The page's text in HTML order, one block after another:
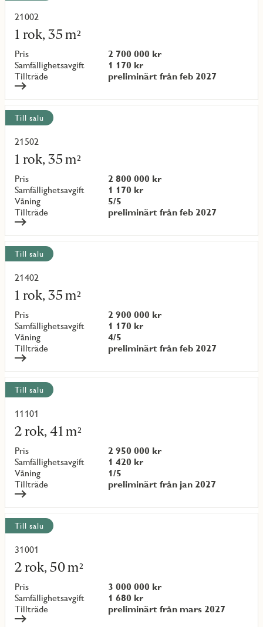
alla
objekt
21002
1 rok, 35 m²
Pris
2 700 000 kr
Samfällighetsavgift
1 170 kr
Tillträde
preliminärt från feb 2027
Läs
mer
om
objekt
{objectNumber}
Till salu
21502
1 rok, 35 m²
Pris
2 800 000 kr
Samfällighetsavgift
1 170 kr
Våning
5/5
Tillträde
preliminärt från feb 2027
Läs
mer
om
objekt
{objectNumber}
Till salu
21402
1 rok, 35 m²
Pris
2 900 000 kr
Samfällighetsavgift
1 170 kr
Våning
4/5
Tillträde
preliminärt från feb 2027
Läs
mer
om
objekt
{objectNumber}
Till salu
11101
2 rok, 41 m²
Pris
2 950 000 kr
Samfällighetsavgift
1 420 kr
Våning
1/5
Tillträde
preliminärt från jan 2027
Läs
mer
om
objekt
{objectNumber}
Till salu
31001
2 rok, 50 m²
Pris
3 000 000 kr
Samfällighetsavgift
1 680 kr
Tillträde
preliminärt från mars 2027
Läs
mer
om
objekt
{objectNumber}